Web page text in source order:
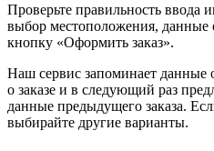
Проверьте правильность ввода
выбор местоположения, данные
кнопку «Оформить заказ».
Наш сервис запоминает данные
о заказе и в следующий раз
данные предыдущего заказа.
выбирайте другие варианты.